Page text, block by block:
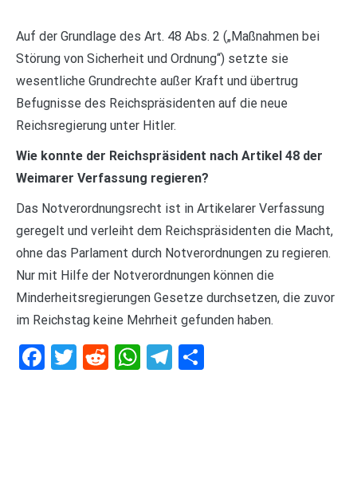
Auf der Grundlage des Art. 48 Abs. 2 („Maßnahmen bei
Störung von Sicherheit und Ordnung“) setzte sie
wesentliche Grundrechte außer Kraft und übertrug
Befugnisse des Reichspräsidenten auf die neue
Reichsregierung unter Hitler.
Wie konnte der Reichspräsident nach Artikel 48 der
Weimarer Verfassung regieren?
Das Notverordnungsrecht ist in Artikelarer Verfassung
geregelt und verleiht dem Reichspräsidenten die Macht,
ohne das Parlament durch Notverordnungen zu regieren.
Nur mit Hilfe der Notverordnungen können die
Minderheitsregierungen Gesetze durchsetzen, die zuvor
im Reichstag keine Mehrheit gefunden haben.
Facebook
Twitter
RedditWhatsApp
Telegram